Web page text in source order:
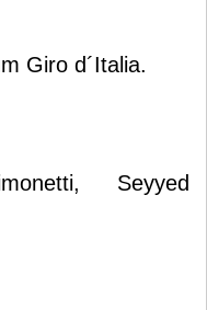
Giro d´Italia.
Seyyed